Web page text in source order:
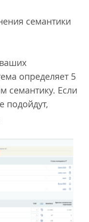
семантики
определяет 5
семантику. Если
подойдут,